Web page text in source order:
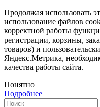
Продолжая использовать
использование файлов
корректной работы
регистрации, корзины,
товаров) и
Яндекс.Метрика,
качества работы сайта.
Понятно
Подробнее